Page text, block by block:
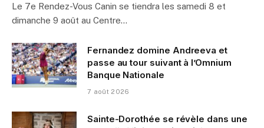
Le 7e Rendez-Vous Canin se tiendra les samedi 8 et
dimanche 9 août au Centre…
Fernandez domine Andreeva et
passe au tour suivant à l’Omnium
Banque Nationale
7 août 2026
Sainte-Dorothée se révèle dans une